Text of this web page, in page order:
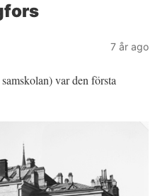
7 år ago
var den första